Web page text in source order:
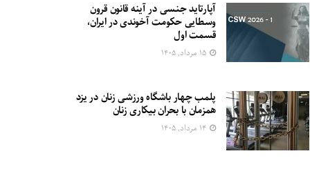
آپارتاید جنسی در آینه قانون قرون
وسطایی حکومت آخوندی در ایران،
قسمت اول
پلمب چهار باشگاه ورزشی زنان در یزد
همزمان با بحران بیکاری زنان